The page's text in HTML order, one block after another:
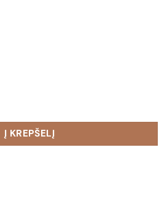
Į KREPŠELĮ